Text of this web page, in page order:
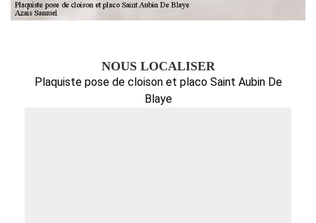
NOUS LOCALISER
Plaquiste pose de cloison et placo Saint Aubin De
Blaye